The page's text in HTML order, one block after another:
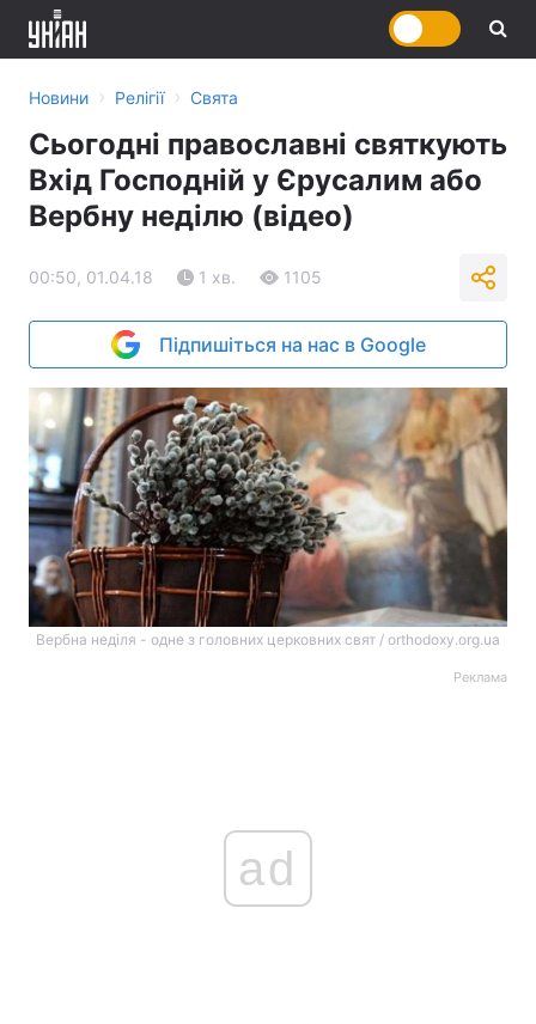
Новини › Релігії › Свята
Сьогодні православні святкують
Вхід Господній у Єрусалим або
Вербну неділю (відео)
00:50, 01.04.18 1 хв. 1105
Підпишіться на нас в Google
Вербна неділя - одне з головних церковних свят / orthodoxy.org.ua
Реклама
ad